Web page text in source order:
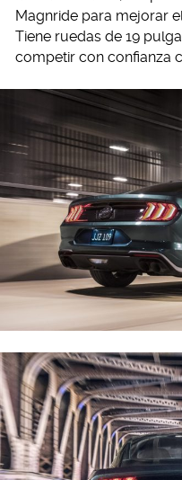
Magnride para mejorar
Tiene ruedas de 19
competir con confianza